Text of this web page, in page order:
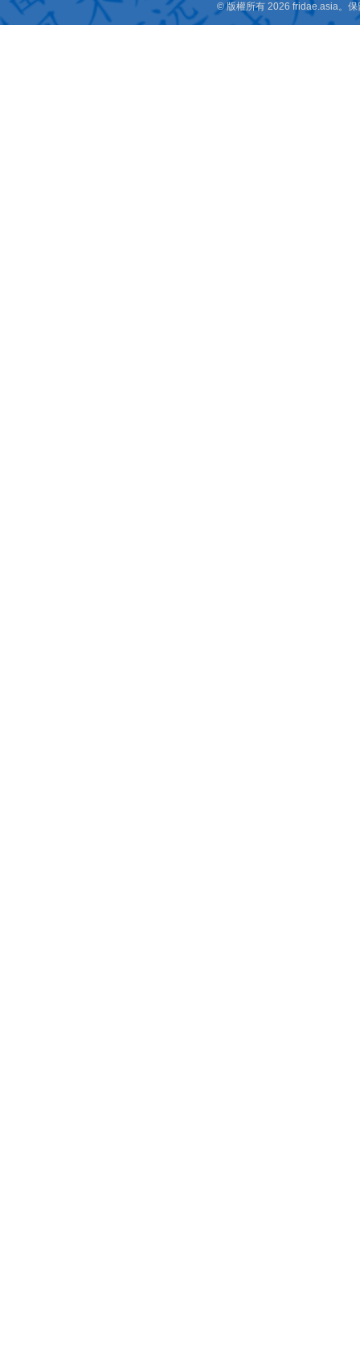
© 版權所有 2026 fridae.asia。